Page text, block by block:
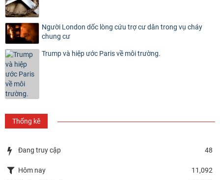
Người London dốc lòng cứu trợ cư dân trong vụ cháy
chung cư
Trump và hiệp ước Paris về môi trường.
Thống kê
Đang truy cập 48
Hôm nay
11,092